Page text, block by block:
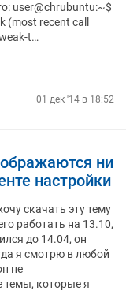
user@chrubuntu:~$
(most recent call
t…
01 дек '14 в 18:52
ни
настройки
скачать эту тему
работать на 13.10,
до 14.04, он
я смотрю в любой
не
темы, которые я